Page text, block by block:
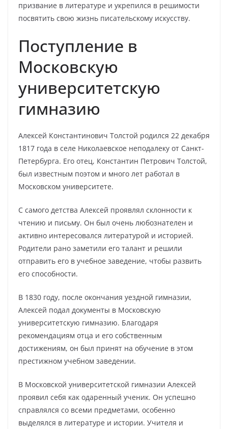
призвание в литературе и укрепился в решимости
посвятить свою жизнь писательскому искусству.
Поступление в
Московскую
университетскую
гимназию
Алексей Константинович Толстой родился 22 декабря
1817 года в селе Николаевское неподалеку от Санкт-
Петербурга. Его отец, Константин Петрович Толстой,
был известным поэтом и много лет работал в
Московском университете.
С самого детства Алексей проявлял склонности к
чтению и письму. Он был очень любознателен и
активно интересовался литературой и историей.
Родители рано заметили его талант и решили
отправить его в учебное заведение, чтобы развить
его способности.
В 1830 году, после окончания уездной гимназии,
Алексей подал документы в Московскую
университетскую гимназию. Благодаря
рекомендациям отца и его собственным
достижениям, он был принят на обучение в этом
престижном учебном заведении.
В Московской университетской гимназии Алексей
проявил себя как одаренный ученик. Он успешно
справлялся со всеми предметами, особенно
выделялся в литературе и истории. Учителя и